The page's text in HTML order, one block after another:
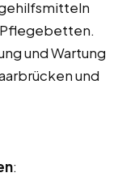
und Wartung
und
: